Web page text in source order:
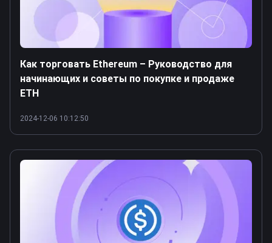
Как торговать Ethereum – Руководство для
начинающих и советы по покупке и продаже
ETH
2024-12-06 10:12:50